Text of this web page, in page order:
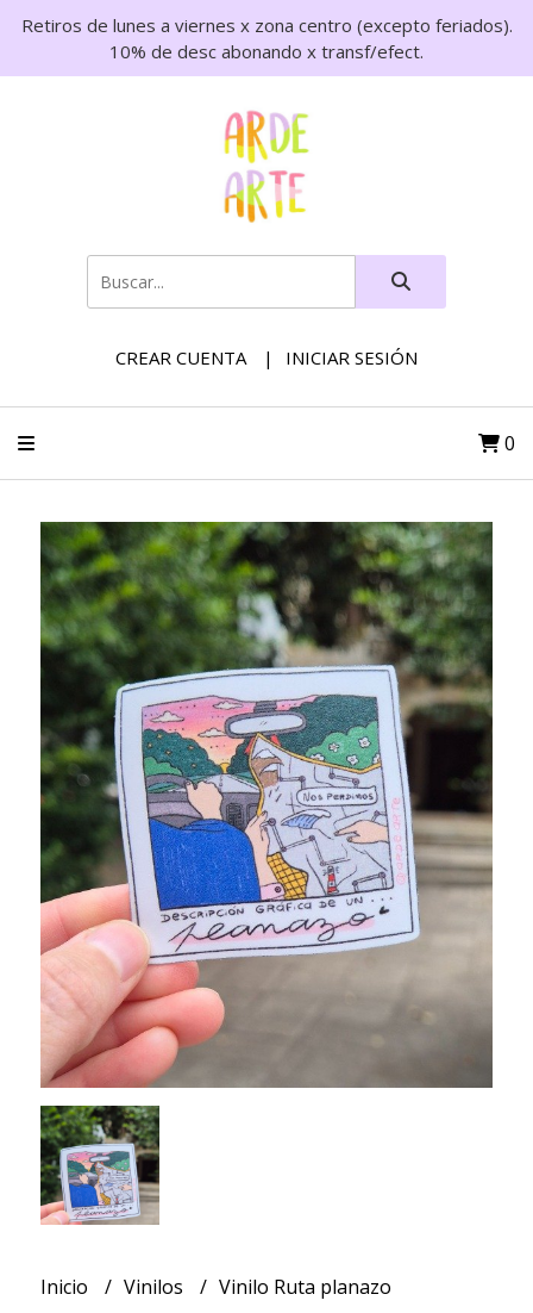
Retiros de lunes a viernes x zona centro (excepto feriados).
10% de desc abonando x transf/efect.
CREAR CUENTA INICIAR SESIÓN
0
Inicio Vinilos Vinilo Ruta planazo